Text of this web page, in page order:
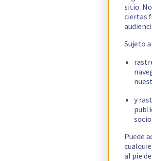
sitio.
ciertas
Sujeto
y
Puede
al pie